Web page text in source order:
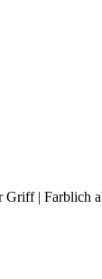
| Farblich